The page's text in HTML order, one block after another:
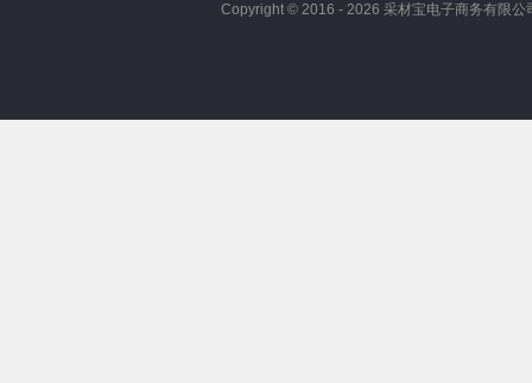
Copyright © 2016 - 2026 采材宝电子商务有限